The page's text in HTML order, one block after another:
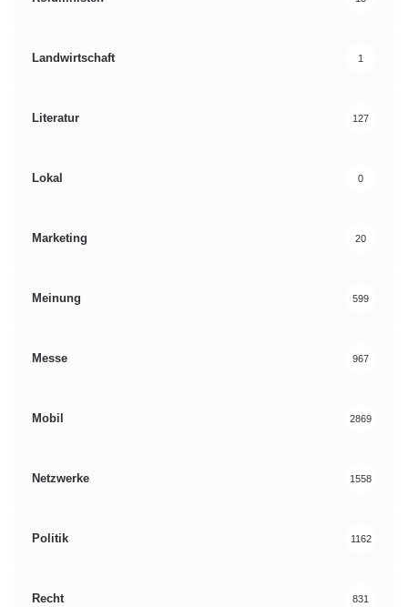
Landwirtschaft 1
Literatur 127
Lokal 0
Marketing 20
Meinung 599
Messe 967
Mobil 2869
Netzwerke 1558
Politik 1162
Recht 831